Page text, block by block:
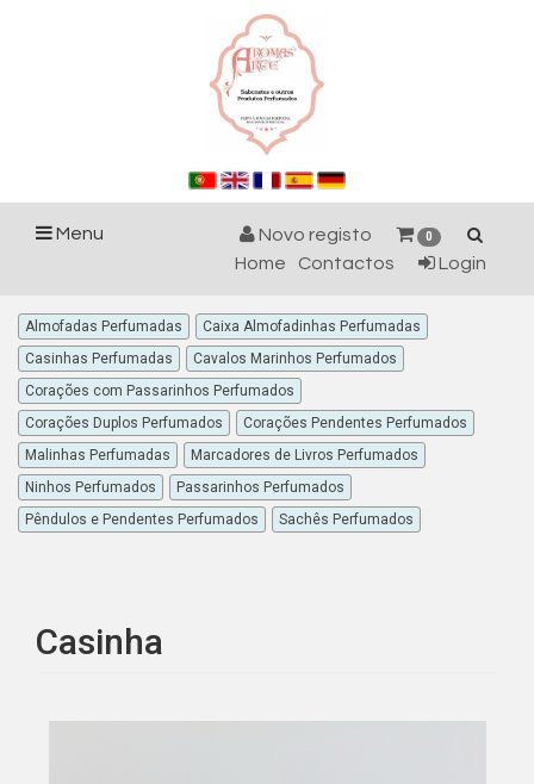
Menu 0
Novo registo
Login
Contactos
Home
Almofadas Perfumadas
Caixa Almofadinhas Perfumadas
Casinhas Perfumadas
Cavalos Marinhos Perfumados
Corações com Passarinhos Perfumados
Corações Duplos Perfumados
Corações Pendentes Perfumados
Malinhas Perfumadas
Marcadores de Livros Perfumados
Ninhos Perfumados
Passarinhos Perfumados
Pêndulos e Pendentes Perfumados
Sachês Perfumados
Casinha